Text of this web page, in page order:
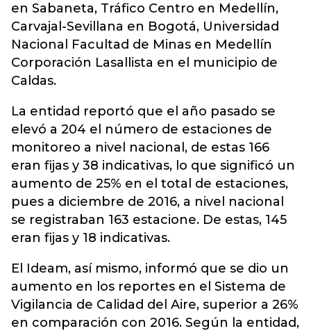
en Sabaneta, Tráfico Centro en Medellín,
Carvajal-Sevillana en Bogotá, Universidad
Nacional Facultad de Minas en Medellín
Corporación Lasallista en el municipio de
Caldas.
La entidad reportó que el año pasado se
elevó a 204 el número de estaciones de
monitoreo a nivel nacional, de estas 166
eran fijas y 38 indicativas, lo que significó un
aumento de 25% en el total de estaciones,
pues a diciembre de 2016, a nivel nacional
se registraban 163 estacione. De estas, 145
eran fijas y 18 indicativas.
El Ideam, así mismo, informó que se dio un
aumento en los reportes en el Sistema de
Vigilancia de Calidad del Aire, superior a 26%
en comparación con 2016. Según la entidad,